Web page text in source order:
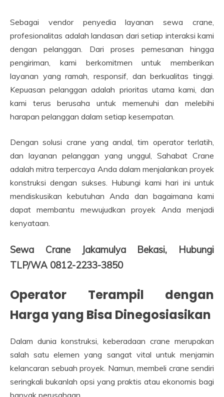
Sebagai vendor penyedia layanan sewa crane,
profesionalitas adalah landasan dari setiap interaksi kami
dengan pelanggan. Dari proses pemesanan hingga
pengiriman, kami berkomitmen untuk memberikan
layanan yang ramah, responsif, dan berkualitas tinggi.
Kepuasan pelanggan adalah prioritas utama kami, dan
kami terus berusaha untuk memenuhi dan melebihi
harapan pelanggan dalam setiap kesempatan.
Dengan solusi crane yang andal, tim operator terlatih,
dan layanan pelanggan yang unggul, Sahabat Crane
adalah mitra terpercaya Anda dalam menjalankan proyek
konstruksi dengan sukses. Hubungi kami hari ini untuk
mendiskusikan kebutuhan Anda dan bagaimana kami
dapat membantu mewujudkan proyek Anda menjadi
kenyataan.
Sewa Crane Jakamulya Bekasi, Hubungi
TLP/WA 0812-2233-3850
Operator Terampil dengan
Harga yang Bisa Dinegosiasikan
Dalam dunia konstruksi, keberadaan crane merupakan
salah satu elemen yang sangat vital untuk menjamin
kelancaran sebuah proyek. Namun, membeli crane sendiri
seringkali bukanlah opsi yang praktis atau ekonomis bagi